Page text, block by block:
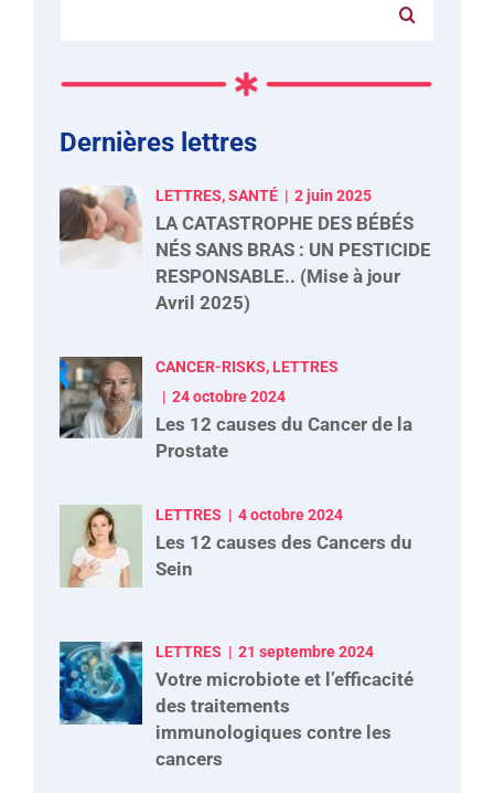
Dernières lettres
LETTRES, SANTÉ 2 juin 2025
LA CATASTROPHE DES BÉBÉS
NÉS SANS BRAS : UN PESTICIDE
RESPONSABLE.. (Mise à jour
Avril 2025)
CANCER-RISKS, LETTRES
24 octobre 2024
Les 12 causes du Cancer de la
Prostate
LETTRES 4 octobre 2024
Les 12 causes des Cancers du
Sein
LETTRES 21 septembre 2024
Votre microbiote et l’efficacité
des traitements
immunologiques contre les
cancers